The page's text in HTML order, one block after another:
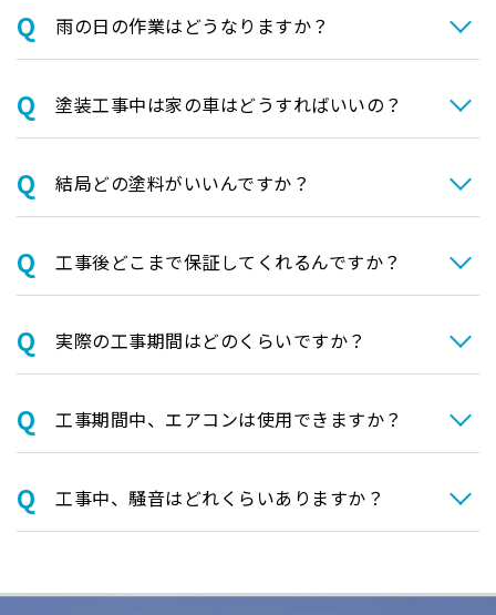
⾬の日の作業はどうなりますか？
塗装⼯事中は家の⾞はどうすればいいの？
結局どの塗料がいいんですか？
⼯事後どこまで保証してくれるんですか？
実際の⼯事期間はどのくらいですか？
⼯事期間中、エアコンは使⽤できますか？
⼯事中、騒⾳はどれくらいありますか？